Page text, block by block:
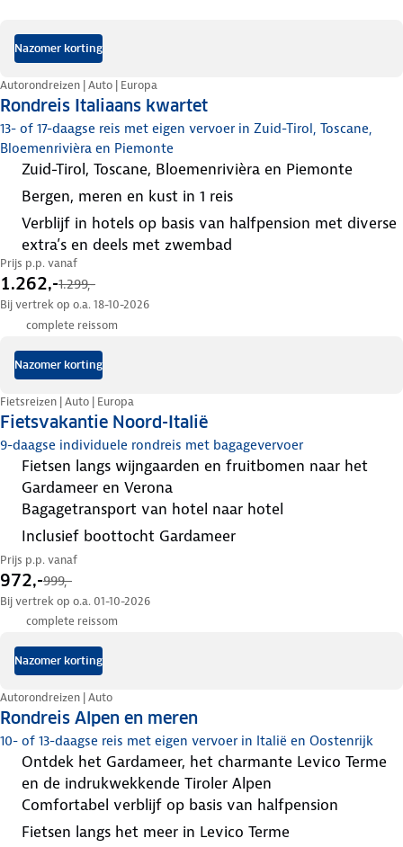
Nazomer korting
Rondreis Italiaans kwartet
Autorondreizen | Auto | Europa
13- of 17-daagse reis met eigen vervoer in Zuid-Tirol, Toscane,
Bloemenrivièra en Piemonte
Zuid-Tirol, Toscane, Bloemenrivièra en Piemonte
bergen, meren en kust in 1 reis
verblijf in hotels op basis van halfpension met diverse
extra’s en deels met zwembad
Prijs p.p. vanaf
1.262,-1.299,-
Bij vertrek op o.a. 18-10-2026
complete reissom
Nazomer korting
Fietsvakantie Noord-Italië
Fietsreizen | Auto | Europa
9-daagse individuele rondreis met bagagevervoer
fietsen langs wijngaarden en fruitbomen naar het
Gardameer en Verona
bagagetransport van hotel naar hotel
inclusief boottocht Gardameer
Prijs p.p. vanaf
972,-999,-
Bij vertrek op o.a. 01-10-2026
complete reissom
Nazomer korting
Rondreis Alpen en meren
Autorondreizen | Auto
10- of 13-daagse reis met eigen vervoer in Italië en Oostenrijk
ontdek het Gardameer, het charmante Levico Terme
en de indrukwekkende Tiroler Alpen
comfortabel verblijf op basis van halfpension
fietsen langs het meer in Levico Terme